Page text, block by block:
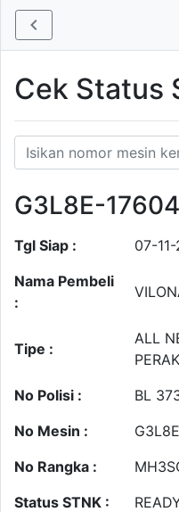
Cek Status
G3L8E-
Tgl Siap :
07-
Nama Pembeli
:
Tipe :
ALL
PERAK
No Polisi :
BL
No Mesin :
No Rangka :
Status STNK :